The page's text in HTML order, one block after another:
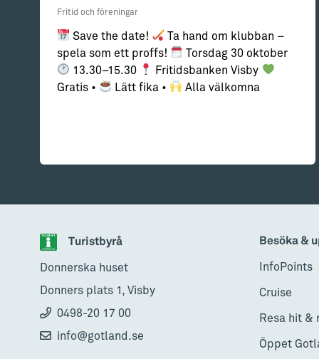
Fritid och föreningar
Save the date!
Ta hand om klubban –
spela som ett proffs!
Torsdag 30 oktober
13.30–15.30
Fritidsbanken Visby
Gratis •
Lätt fika • Alla välkomna
Turistbyrå
Donnerska huset
Donners plats 1, Visby
0498-20 17 00
info@gotland.se
Besöka &
InfoPoints
Cruise
Resa hit &
Öppet